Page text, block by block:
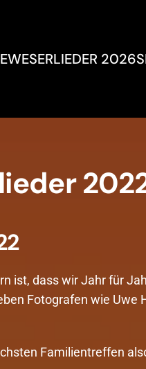
WESERLIEDER 2026
ist, dass wir Jahr für
Fotografen wie
Familientreffen